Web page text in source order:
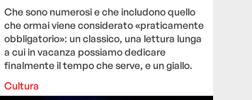
Che sono numerosi e che includono quello
che ormai viene considerato «praticamente
obbligatorio»: un classico, una lettura lunga
a cui in vacanza possiamo dedicare
finalmente il tempo che serve, e un giallo.
Cultura